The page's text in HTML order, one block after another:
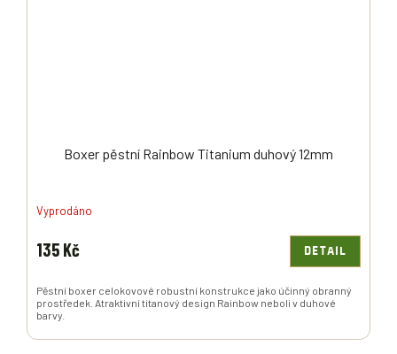
Boxer pěstní Rainbow Titanium duhový 12mm
Vyprodáno
135 Kč DETAIL
Pěstní boxer celokovové robustní konstrukce jako účinný obranný
prostředek. Atraktivní titanový design Rainbow neboli v duhové
barvy.